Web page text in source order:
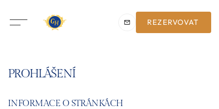
REZERVOVAT
PROHLÁŠENÍ
INFORMACE O STRÁNKÁCH